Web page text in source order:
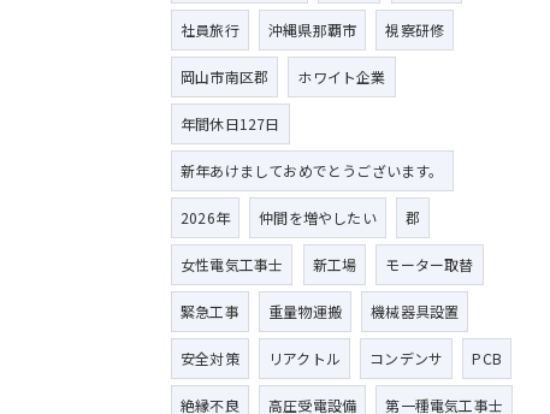
社員旅行 沖縄県那覇市 視察研修
岡山市南区郡 ホワイト企業
年間休日127日
新年あけましておめでとうございます。
2026年 仲間を増やしたい 郡
女性電気工事士 新工場 モーター取替
緊急工事 重量物運搬 機械器具設置
安全対策 リアクトル コンデンサ PCB
絶縁不良 高圧受電設備 第一種電気工事士